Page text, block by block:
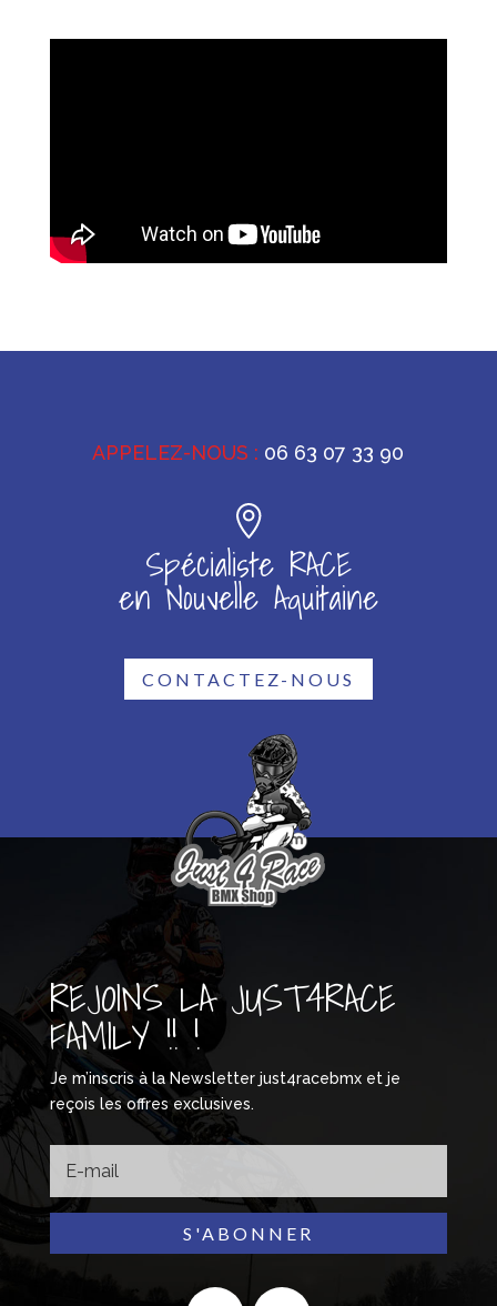
APPELEZ-NOUS : 06 63 07 33 90
Spécialiste RACE
en Nouvelle Aquitaine
CONTACTEZ-NOUS
REJOINS LA JUST4RACE
FAMILY !! !
Je m’inscris à la Newsletter just4racebmx et je
reçois les offres exclusives.
S'ABONNER